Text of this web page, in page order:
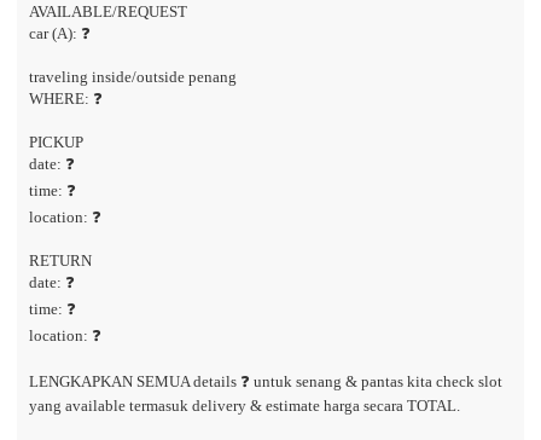
AVAILABLE/REQUEST
car (A): ❓
traveling inside/outside penang
WHERE: ❓
PICKUP
date: ❓
time: ❓
location: ❓
RETURN
date: ❓
time: ❓
location: ❓
LENGKAPKAN SEMUA details ❓ untuk senang & pantas kita check slot
yang available termasuk delivery & estimate harga secara TOTAL.